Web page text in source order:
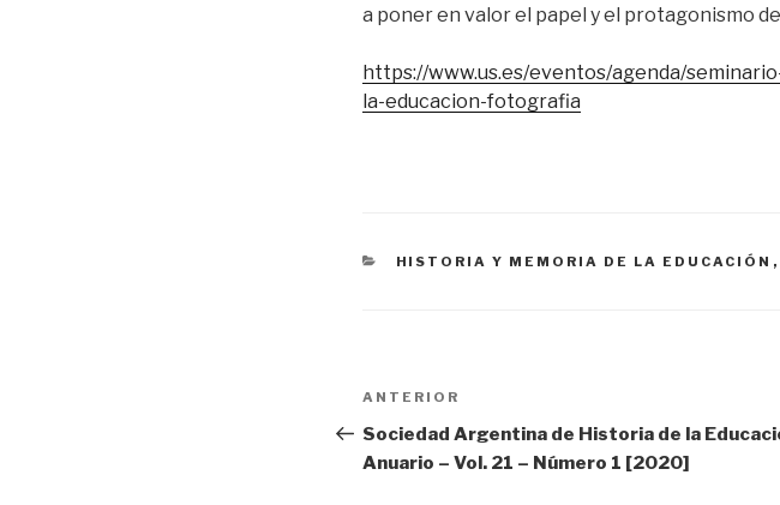
a poner en valor el papel y el protagonismo
https://www.us.es/eventos/agenda/
la-educacion-fotografia
CATEGORÍAS
HISTORIA Y MEMORIA DE LA EDUCACIÓN ,
Navegación
de
entradas
Entrada
anterior:
ANTERIOR
Sociedad Argentina de Historia de la
Anuario – Vol. 21 – Número 1 [2020]